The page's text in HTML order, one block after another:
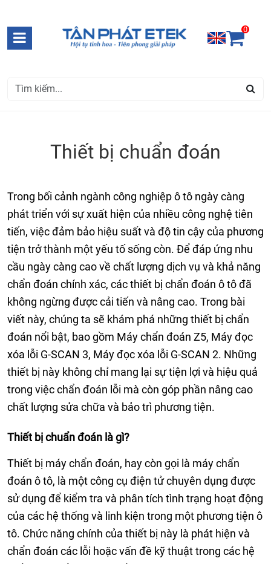
0
Thiết bị chuẩn đoán
Trong bối cảnh ngành công nghiệp ô tô ngày càng
phát triển với sự xuất hiện của nhiều công nghệ tiên
tiến, việc đảm bảo hiệu suất và độ tin cậy của phương
tiện trở thành một yếu tố sống còn. Để đáp ứng nhu
cầu ngày càng cao về chất lượng dịch vụ và khả năng
chẩn đoán chính xác, các thiết bị chẩn đoán ô tô đã
không ngừng được cải tiến và nâng cao. Trong bài
viết này, chúng ta sẽ khám phá những thiết bị chẩn
đoán nổi bật, bao gồm Máy chẩn đoán Z5, Máy đọc
xóa lỗi G-SCAN 3, Máy đọc xóa lỗi G-SCAN 2. Những
thiết bị này không chỉ mang lại sự tiện lợi và hiệu quả
trong việc chẩn đoán lỗi mà còn góp phần nâng cao
chất lượng sửa chữa và bảo trì phương tiện.
Thiết bị chuẩn đoán là gì?
Thiết bị máy chẩn đoán, hay còn gọi là máy chẩn
đoán ô tô, là một công cụ điện tử chuyên dụng được
sử dụng để kiểm tra và phân tích tình trạng hoạt động
của các hệ thống và linh kiện trong một phương tiện ô
tô. Chức năng chính của thiết bị này là phát hiện và
chẩn đoán các lỗi hoặc vấn đề kỹ thuật trong các hệ